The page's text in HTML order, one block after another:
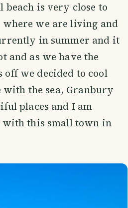
beach is very close to
where we are living and
in summer and it
and as we have the
off we decided to cool
the sea, Granbury
places and I am
with this small town in